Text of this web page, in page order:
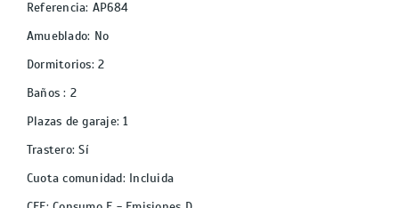
Referencia: AP684
Amueblado: No
Dormitorios: 2
Baños: 2
Plazas de garaje: 1
Trastero: Sí
Cuota comunidad: Incluida